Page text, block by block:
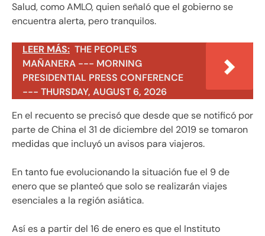
Salud, como AMLO, quien señaló que el gobierno se
encuentra alerta, pero tranquilos.
LEER MÁS: THE PEOPLE'S
MAÑANERA --- MORNING
PRESIDENTIAL PRESS CONFERENCE
--- THURSDAY, AUGUST 6, 2026
En el recuento se precisó que desde que se notificó por
parte de China el 31 de diciembre del 2019 se tomaron
medidas que incluyó un avisos para viajeros.
En tanto fue evolucionando la situación fue el 9 de
enero que se planteó que solo se realizarán viajes
esenciales a la región asiática.
Así es a partir del 16 de enero es que el Instituto